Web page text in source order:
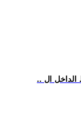
الداخل ال